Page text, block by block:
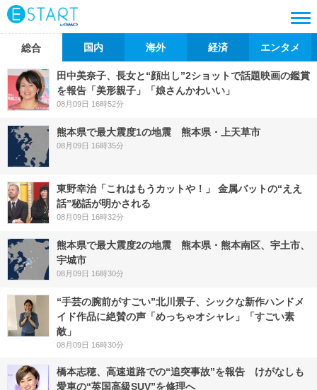
総合 国内 海外 経済 エンタメ
田中美奈子、長女と“顔出し”2ショットで話題映画の鑑賞
を報告「美形親子」「娘さんかわいい」
08月09日 16時52分
熊本県で最大震度1の地震 熊本県・上天草市
08月09日 16時35分
東野幸治「これはもうカットや！」 金属バットの“ええ
話”秘話が明かされる
08月09日 16時32分
熊本県で最大震度2の地震 熊本県・熊本南区、宇土市、
宇城市
08月09日 16時30分
“手芸の腕前がすごい”北川景子、シックな新作ハンドメ
イド作品に絶賛の声「めっちゃオシャレ」「すごい素
敵」
08月09日 16時30分
橋本志穂、高速道路での“追突事故”を報告 けがなしも
愛車の“英国高級SUV”を修理へ